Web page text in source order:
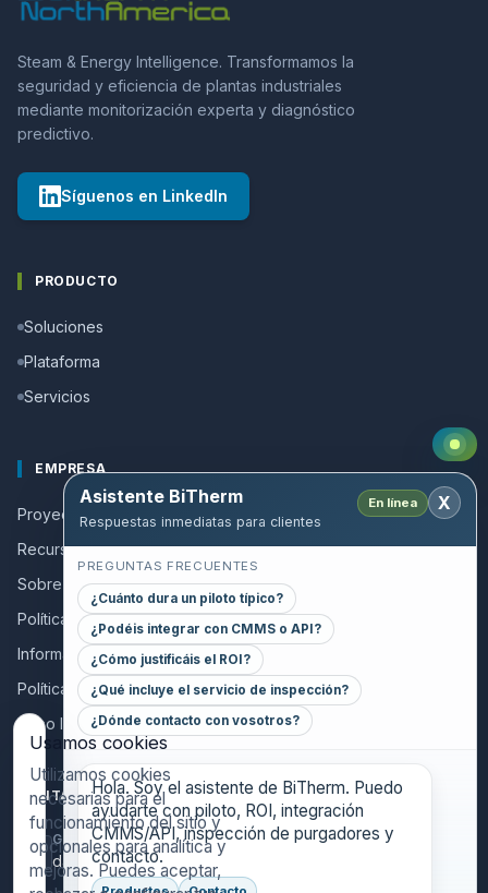
Steam & Energy Intelligence. Transformamos la
seguridad y eficiencia de plantas industriales
mediante monitorización experta y diagnóstico
predictivo.
Síguenos en LinkedIn
PRODUCTO
Soluciones
Plataforma
Servicios
EMPRESA
Proyectos de éxito
Recursos y Guías
Sobre nosotros
Política de calidad
Información a colaboradores
Política de privacidad
Aviso legal
CONTACT
GENERAL INQUIRIES
danthony@bitherm.com
Asistente BiTherm
Respuestas inmediatas para clientes
En línea X
PREGUNTAS FRECUENTES
¿Cuánto dura un piloto típico?
¿Podéis integrar con CMMS o API?
¿Cómo justificáis el ROI?
¿Qué incluye el servicio de inspección?
¿Dónde contacto con vosotros?
Hola. Soy el asistente de BiTherm. Puedo
ayudarte con piloto, ROI, integración
CMMS/API, inspección de purgadores y
contacto.
Usamos cookies
Utilizamos cookies
necesarias para el
funcionamiento del sitio y
opcionales para analítica y
mejoras. Puedes aceptar,